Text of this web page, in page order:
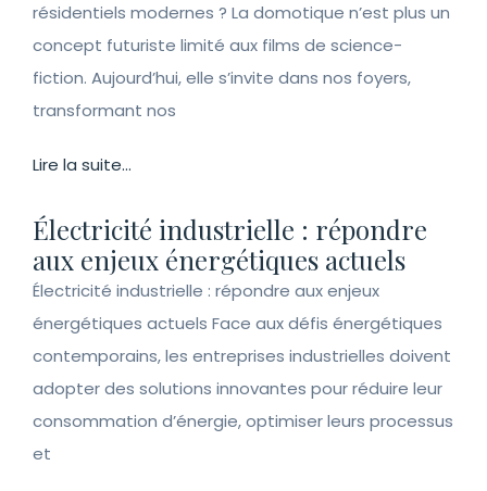
résidentiels modernes ? La domotique n’est plus un
concept futuriste limité aux films de science-
fiction. Aujourd’hui, elle s’invite dans nos foyers,
transformant nos
Lire la suite...
Électricité industrielle : répondre
aux enjeux énergétiques actuels
Électricité industrielle : répondre aux enjeux
énergétiques actuels Face aux défis énergétiques
contemporains, les entreprises industrielles doivent
adopter des solutions innovantes pour réduire leur
consommation d’énergie, optimiser leurs processus
et